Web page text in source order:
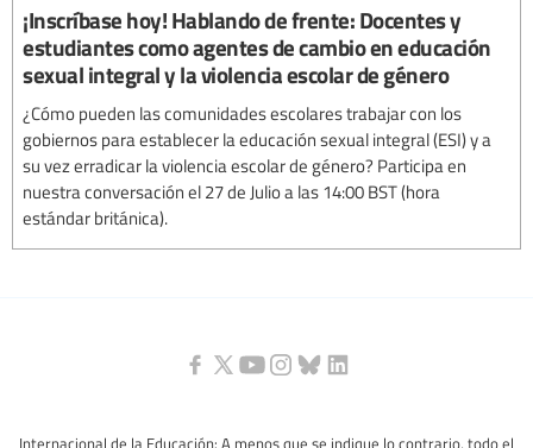
¡Inscríbase hoy! Hablando de frente: Docentes y
estudiantes como agentes de cambio en educación
sexual integral y la violencia escolar de género
¿Cómo pueden las comunidades escolares trabajar con los
gobiernos para establecer la educación sexual integral (ESI) y a
su vez erradicar la violencia escolar de género? Participa en
nuestra conversación el 27 de Julio a las 14:00 BST (hora
estándar británica).
Internacional de la Educación: A menos que se indique lo contrario, todo el